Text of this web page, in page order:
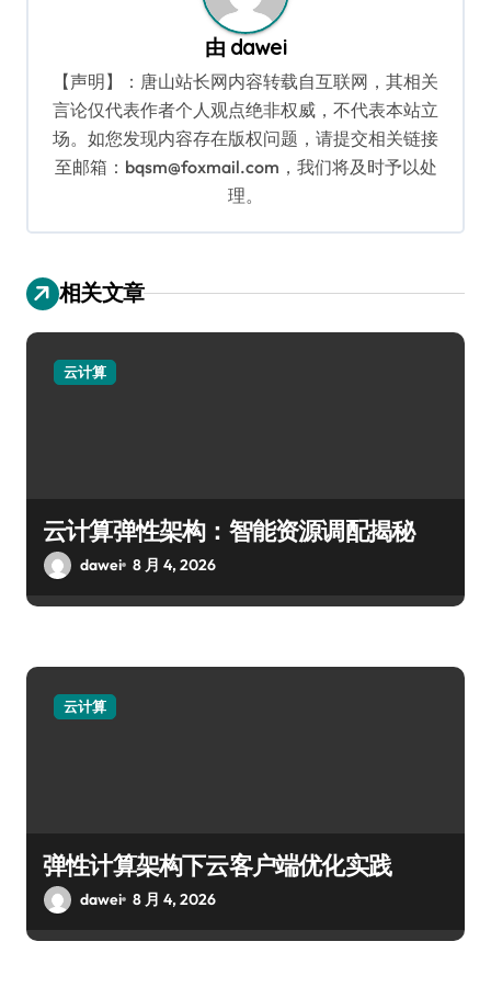
由 dawei
【声明】：唐山站长网内容转载自互联网，其相关
言论仅代表作者个人观点绝非权威，不代表本站立
场。如您发现内容存在版权问题，请提交相关链接
至邮箱：bqsm@foxmail.com，我们将及时予以处
理。
相关文章
云计算
云计算弹性架构：智能资源调配揭秘
dawei 8 月 4, 2026
云计算
弹性计算架构下云客户端优化实践
dawei 8 月 4, 2026